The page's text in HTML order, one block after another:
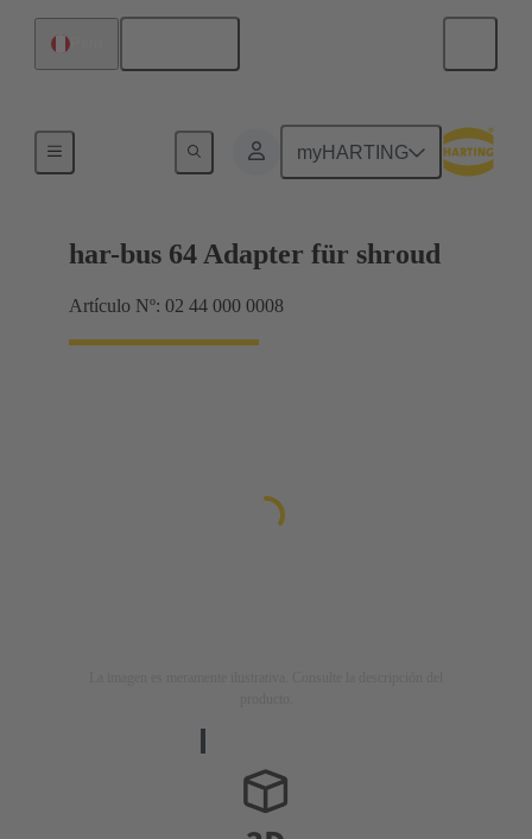
myHARTING
Terminación de placa madre a tarjeta hija
har-bus 64 Adapter für shroud
Artículo Nº: 02 44 000 0008